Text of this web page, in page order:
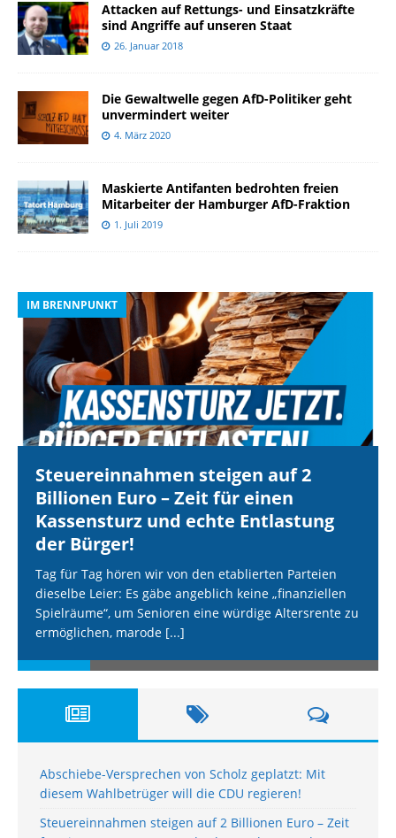
Attacken auf Rettungs- und Einsatzkräfte
sind Angriffe auf unseren Staat
26. Januar 2018
Die Gewaltwelle gegen AfD-Politiker geht
unvermindert weiter
4. März 2020
Maskierte Antifanten bedrohten freien
Mitarbeiter der Hamburger AfD-Fraktion
1. Juli 2019
IM BRENNPUNKT
Steuereinnahmen steigen auf 2
Billionen Euro – Zeit für einen
Kassensturz und echte Entlastung
der Bürger!
Tag für Tag hören wir von den etablierten Parteien
dieselbe Leier: Es gäbe angeblich keine „finanziellen
Spielräume“, um Senioren eine würdige Altersrente zu
ermöglichen, marode [...]
Abschiebe-Versprechen von Scholz geplatzt: Mit
diesem Wahlbetrüger will die CDU regieren!
Steuereinnahmen steigen auf 2 Billionen Euro – Zeit